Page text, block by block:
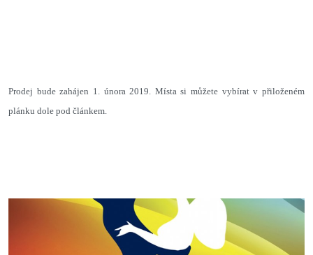
Prodej bude zahájen 1. února 2019. Místa si můžete vybírat v přiloženém
plánku dole pod článkem.